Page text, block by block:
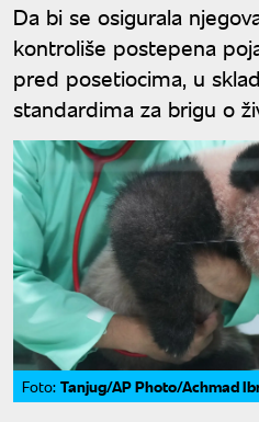
Da bi se osigurala
kontroliše postepena
pred posetiocima, u
standardima za brigu o
Foto: Tanjug/AP Photo/Achmad